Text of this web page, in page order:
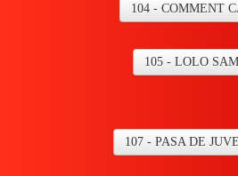
104 - COMMENT
105 - LOLO
107 - PASA DE